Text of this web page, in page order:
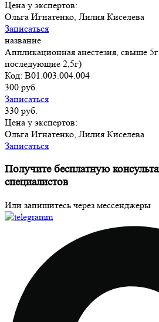
Цена у экспертов:
Ольга Игнатенко, Лилия Киселева
Записаться
название
Аппликационная анестезия, свыше
последующие 2,5г)
Код: B01.003.004.004
300 руб.
Записаться
330 руб.
Цена у экспертов:
Ольга Игнатенко, Лилия Киселева
Записаться
Получите бесплатную
специалистов
Или запишитесь через мессенджеры